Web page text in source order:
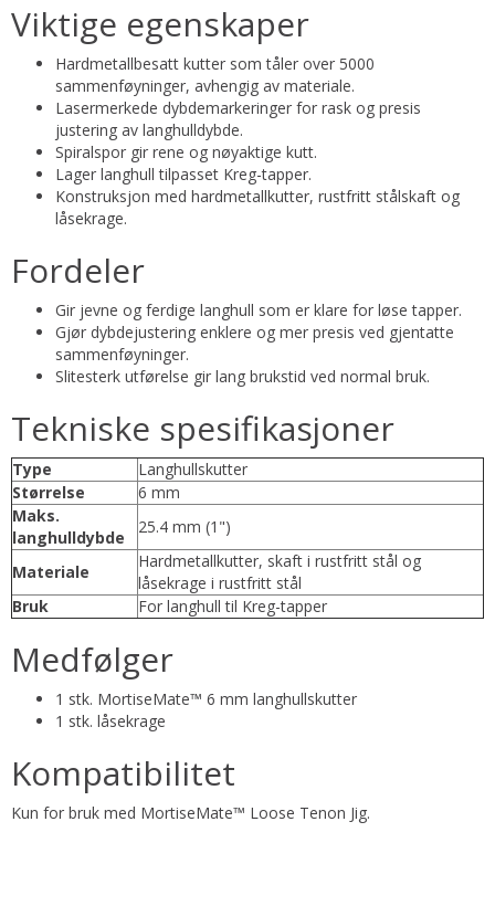
Viktige egenskaper
Hardmetallbesatt kutter som tåler over 5000
sammenføyninger, avhengig av materiale.
Lasermerkede dybdemarkeringer for rask og presis
justering av langhulldybde.
Spiralspor gir rene og nøyaktige kutt.
Lager langhull tilpasset Kreg-tapper.
Konstruksjon med hardmetallkutter, rustfritt stålskaft og
låsekrage.
Fordeler
Gir jevne og ferdige langhull som er klare for løse tapper.
Gjør dybdejustering enklere og mer presis ved gjentatte
sammenføyninger.
Slitesterk utførelse gir lang brukstid ved normal bruk.
Tekniske spesifikasjoner
Type
Langhullskutter
Størrelse
6 mm
Maks.
langhulldybde
25.4 mm (1")
Materiale
Hardmetallkutter, skaft i rustfritt stål og
låsekrage i rustfritt stål
Bruk
For langhull til Kreg-tapper
Medfølger
1 stk. MortiseMate™ 6 mm langhullskutter
1 stk. låsekrage
Kompatibilitet
Kun for bruk med MortiseMate™ Loose Tenon Jig.